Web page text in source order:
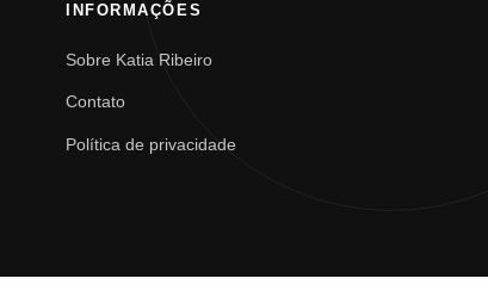
INFORMAÇÕES
Sobre Katia Ribeiro
Contato
Política de privacidade